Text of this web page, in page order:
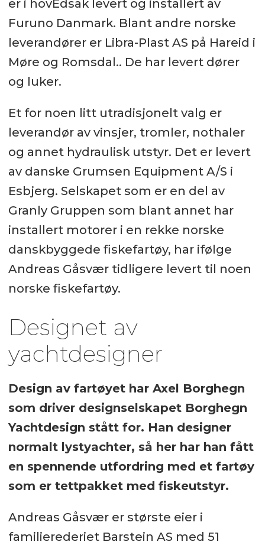
er i hovEdsak levert og installert av
Furuno Danmark. Blant andre norske
leverandører er Libra-Plast AS på Hareid i
Møre og Romsdal.. De har levert dører
og luker.
Et for noen litt utradisjonelt valg er
leverandør av vinsjer, tromler, nothaler
og annet hydraulisk utstyr. Det er levert
av danske Grumsen Equipment A/S i
Esbjerg. Selskapet som er en del av
Granly Gruppen som blant annet har
installert motorer i en rekke norske
danskbyggede fiskefartøy, har ifølge
Andreas Gåsvær tidligere levert til noen
norske fiskefartøy.
Designet av
yachtdesigner
Design av fartøyet har Axel Borghegn
som driver designselskapet Borghegn
Yachtdesign stått for. Han designer
normalt lystyachter, så her har han fått
en spennende utfordring med et fartøy
som er tettpakket med fiskeutstyr.
Andreas Gåsvær er største eier i
familierederiet Barstein AS med 51